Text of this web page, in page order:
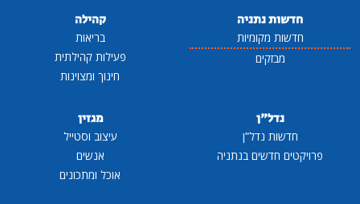
חדשות נתניה
חדשות מקומיות
מבזקים
קהילה
בריאות
פעילות קהילתית
חינוך ומצוינות
נדל"ן
חדשות נדל"ן
פרויקטים חדשים בנתניה
מגזין
עיצוב וסטייל
אנשים
אוכל ומתכונים